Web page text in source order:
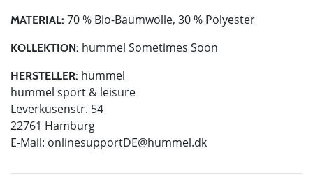
MATERIAL: 70 % Bio-Baumwolle, 30 % Polyester
KOLLEKTION: hummel Sometimes Soon
HERSTELLER: hummel
hummel sport & leisure
Leverkusenstr. 54
22761 Hamburg
E-Mail: onlinesupportDE@hummel.dk